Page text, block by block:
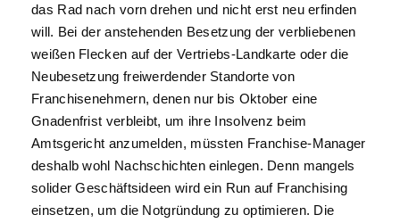
das Rad nach vorn drehen und nicht erst neu erfinden
will. Bei der anstehenden Besetzung der verbliebenen
weißen Flecken auf der Vertriebs-Landkarte oder die
Neubesetzung freiwerdender Standorte von
Franchisenehmern, denen nur bis Oktober eine
Gnadenfrist verbleibt, um ihre Insolvenz beim
Amtsgericht anzumelden, müssten Franchise-Manager
deshalb wohl Nachschichten einlegen. Denn mangels
solider Geschäftsideen wird ein Run auf Franchising
einsetzen, um die Notgründung zu optimieren. Die